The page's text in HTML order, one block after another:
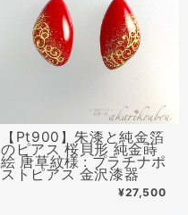
【Pt900】朱漆と純金箔
のピアス 桜貝形 純金蒔
絵 唐草紋様 : プラチナポ
ストピアス 金沢漆器
¥27,500